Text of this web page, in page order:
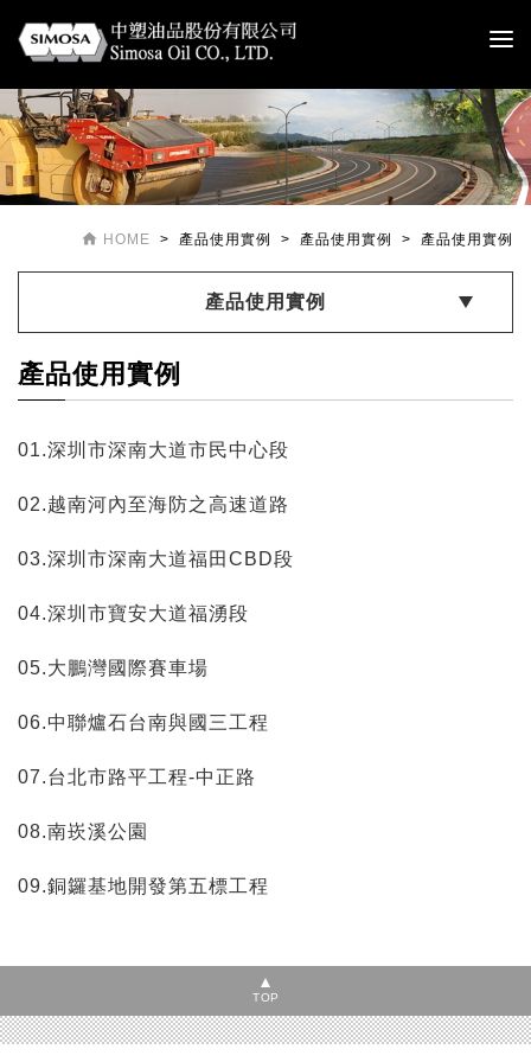
 HOME > 產品使用實例 > 產品使用實例 > 產品使用實例
產品使用實例
產品使用實例
01.深圳市深南大道市民中心段
02.越南河內至海防之高速道路
03.深圳市深南大道福田CBD段
04.深圳市寶安大道福湧段
05.大鵬灣國際賽車場
06.中聯爐石台南與國三工程
07.台北市路平工程-中正路
08.南崁溪公園
09.銅鑼基地開發第五標工程
TOP